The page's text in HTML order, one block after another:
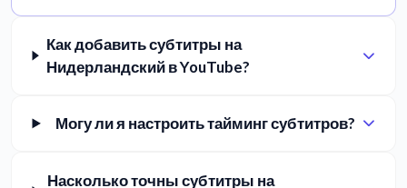
Как добавить субтитры на
Нидерландский в YouTube?
Могу ли я настроить тайминг субтитров?
Насколько точны субтитры на